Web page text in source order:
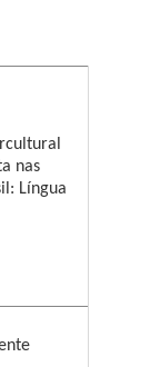
nas
Língua